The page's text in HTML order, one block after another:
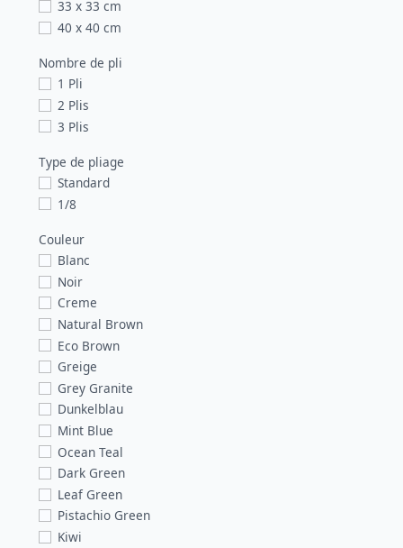
33 x 33 cm
40 x 40 cm
Nombre de pli
1 Pli
2 Plis
3 Plis
Type de pliage
Standard
1/8
Couleur
Blanc
Noir
Creme
Natural Brown
Eco Brown
Greige
Grey Granite
Dunkelblau
Mint Blue
Ocean Teal
Dark Green
Leaf Green
Pistachio Green
Kiwi